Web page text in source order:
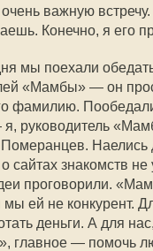
важную встречу.
Конечно, я его
мы поехали
«Мамбы» — он
фамилию.
руководитель
Наелись
сайтах знакомств не
проговорили.
мы ей не конкурент.
деньги. А для
», главное — помочь